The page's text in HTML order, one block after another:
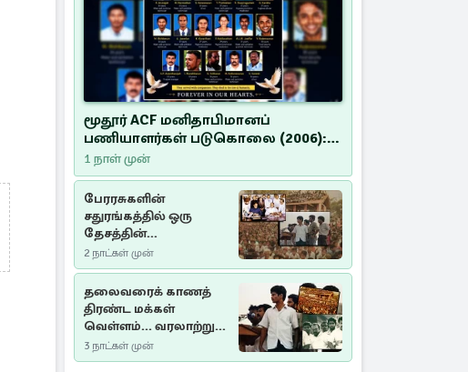
மூதூர் ACF மனிதாபிமானப்
பணியாளர்கள் படுகொலை (2006):
20 ஆண்டுகளாகியும் நீதி
மறுக்கப்பட்ட மனிதாபிமானப்
பேரவலம்
1 நாள் முன்
பேரரசுகளின்
சதுரங்கத்தில் ஒரு
தேசத்தின்
தீர்க்கதரிசனம் :
சுதுமலை பிரகடனம்
ஒரு வரலாற்றுப் பாடம்
2 நாட்கள் முன்
தலைவரைக் காணத்
திரண்ட மக்கள்
வெள்ளம்... வரலாற்றுச்
சிறப்புமிக்க சுதுமலைப்
பிரகடனம்…
3 நாட்கள் முன்